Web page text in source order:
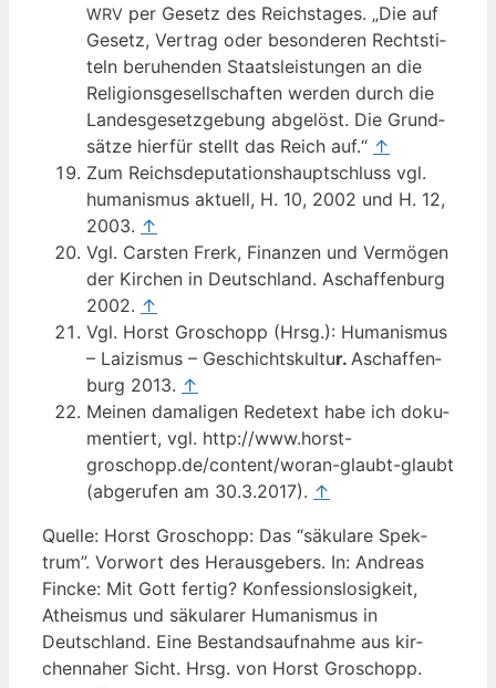
WRV per Gesetz des Reichs­ta­ges. „Die auf
Gesetz, Ver­trag oder beson­de­ren Rechts­ti­
teln beru­hen­den Staats­leis­tun­gen an die
Reli­gi­ons­ge­sell­schaf­ten wer­den durch die
Lan­des­ge­setz­ge­bung abge­löst. Die Grund­
sät­ze hier­für stellt das Reich auf.“ ↑
Zum Reichs­de­pu­ta­ti­ons­haupt­schluss vgl.
huma­nis­mus aktu­ell, H. 10, 2002 und H. 12,
2003. ↑
Vgl. Cars­ten Frerk, Finan­zen und Ver­mö­gen
der Kir­chen in Deutsch­land. Aschaf­fen­burg
2002. ↑
Vgl. Horst Gro­schopp (Hrsg.): Huma­nis­mus
– Lai­zis­mus – Geschichts­kul­tur. Aschaf­fen­
burg 2013. ↑
Mei­nen dama­li­gen Rede­text habe ich doku­
men­tiert, vgl. http://www.horst-
groschopp.de/content/woran-glaubt-glaubt
(abge­ru­fen am 30.3.2017). ↑
Quel­le: Horst Gro­schopp: Das “säku­la­re Spek­
trum”. Vor­wort des Her­aus­ge­bers. In: Andre­as
Fin­cke: Mit Gott fer­tig? Kon­fes­si­ons­lo­sig­keit,
Athe­is­mus und säku­la­rer Huma­nis­mus in
Deutsch­land. Eine Bestands­auf­nah­me aus kir­
chen­na­her Sicht. Hrsg. von Horst Gro­schopp.